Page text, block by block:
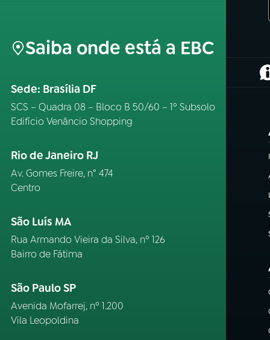
Saiba onde está a EBC
Sede: Brasília DF
SCS – Quadra 08 – Bloco B 50/60 – 1º Subsolo
Edifício Venâncio Shopping
Rio de Janeiro RJ
Av. Gomes Freire, n° 474
Centro
São Luís MA
Rua Armando Vieira da Silva, nº 126
Bairro de Fátima
São Paulo SP
Avenida Mofarrej, nº 1.200
Vila Leopoldina